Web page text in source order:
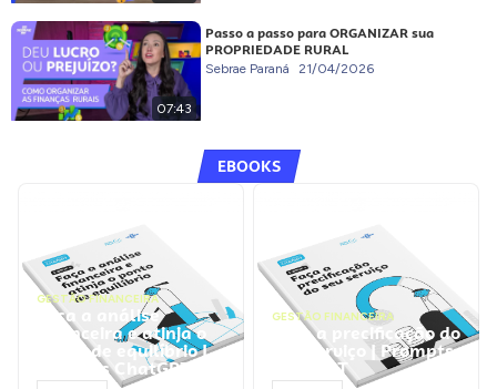
07:43
Passo a passo para ORGANIZAR sua
PROPRIEDADE RURAL
Sebrae Paraná 21/04/2026
EBOOKS
GESTÃO FINANCEIRA
Faça a análise
financeira e atinja o
ponto de equilíbrio |
Prompts ChatGPT
GESTÃO FINANCEIRA
Faça a precificação do
seu serviço | Prompts
ChatGPT